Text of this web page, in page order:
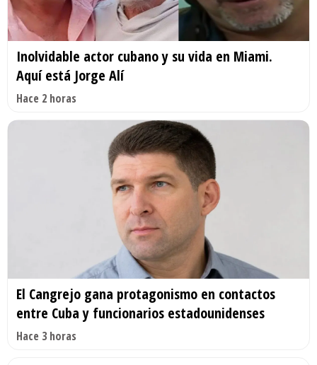
Inolvidable actor cubano y su vida en Miami.
Aquí está Jorge Alí
Hace 2 horas
El Cangrejo gana protagonismo en contactos
entre Cuba y funcionarios estadounidenses
Hace 3 horas